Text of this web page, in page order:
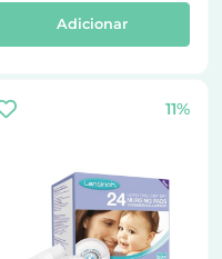
Adicionar
11%